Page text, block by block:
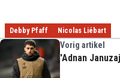
Debby Pfaff Nicolas Liébart
Vorig artikel
'Adnan